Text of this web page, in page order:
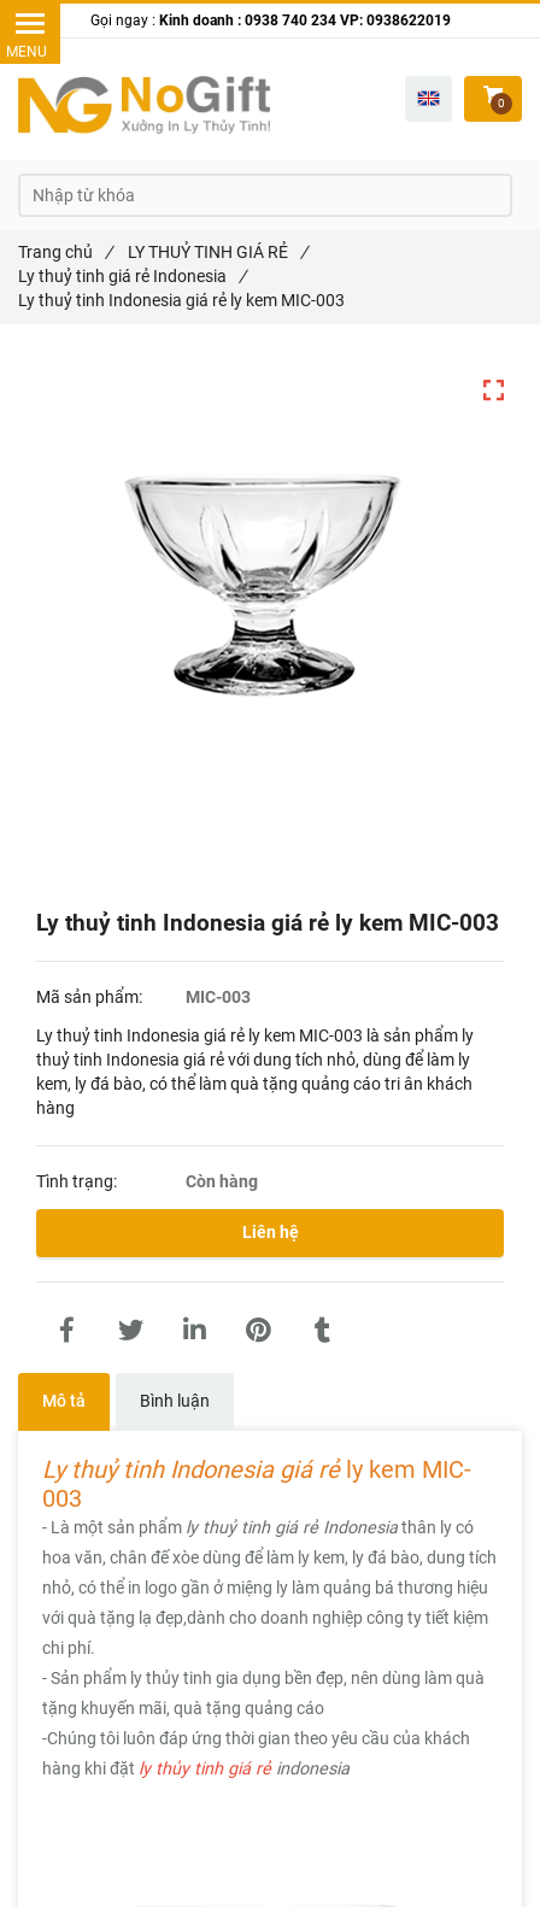
Ly thuỷ tinh Indonesia giá rẻ ly kem MIC-003
Mã sản phẩm:
MIC-003
Ly thuỷ tinh Indonesia giá rẻ ly kem MIC-003 là sản phẩm ly
thuỷ tinh Indonesia giá rẻ với dung tích nhỏ, dùng để làm ly
kem, ly đá bào, có thể làm quà tặng quảng cáo tri ân khách
hàng
Tình trạng: Còn hàng
Liên hệ
Mô tả Bình luận
Ly thuỷ tinh Indonesia giá rẻly kem MIC-
003
- Là một sản phẩm ly thuỷ tinh giá rẻ Indonesiathân ly có
hoa văn, chân đế xòe dùng để làm ly kem, ly đá bào, dung tích
nhỏ, có thể in logo gần ở miệng ly làm quảng bá thương hiệu
với quà tặng lạ đẹp,dành cho doanh nghiệp công ty tiết kiệm
chi phí.
- Sản phẩm ly thủy tinh gia dụng bền đẹp, nên dùng làm quà
tặng khuyến mãi, quà tặng quảng cáo
-Chúng tôi luôn đáp ứng thời gian theo yêu cầu của khách
hàng khi đặt ly thủy tinh giá rẻindonesia
Trang chủ / LY THUỶ TINH GIÁ RẺ /
Ly thuỷ tinh giá rẻ Indonesia
/
Ly thuỷ tinh Indonesia giá rẻ ly kem MIC-003
Gọi ngay : Kinh doanh : 0938 740 234 VP: 0938622019
0